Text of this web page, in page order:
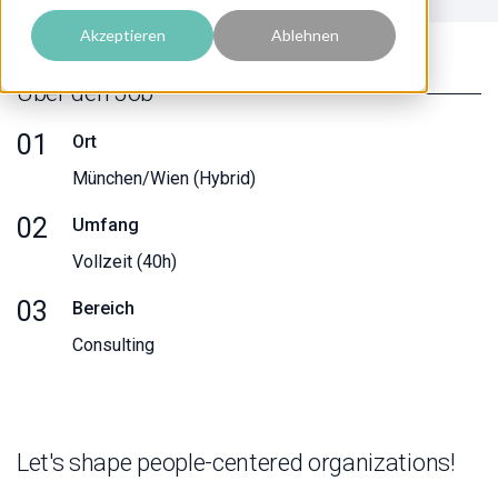
Akzeptieren Ablehnen
Über den Job
01
Ort
München/Wien (Hybrid)
02
Umfang
Vollzeit (40h)
03
Bereich
Consulting
Let's shape people-centered organizations!